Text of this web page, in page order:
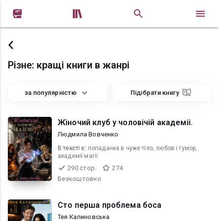
 
Різне: кращі книги в жанрі
за популярністю Підібрати книгу
Жiночий клуб у чоловiчiй академii.
Людмила Вовченко
В текcті є: попаданка в чуже тіло, любов і гумор,
академії магії
290 стор.
274
Безкоштовно
Сто перша проблема боса
Тея Калиновська